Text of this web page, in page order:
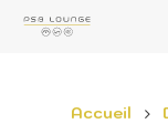
Accueil